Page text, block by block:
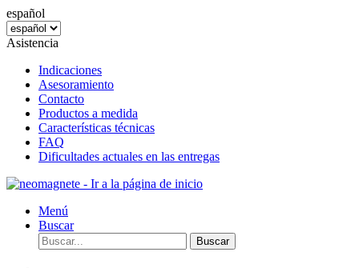
español
Asistencia
Indicaciones
Asesoramiento
Contacto
Productos a medida
Características técnicas
FAQ
Dificultades actuales en las entregas
Menú
Buscar
Buscar